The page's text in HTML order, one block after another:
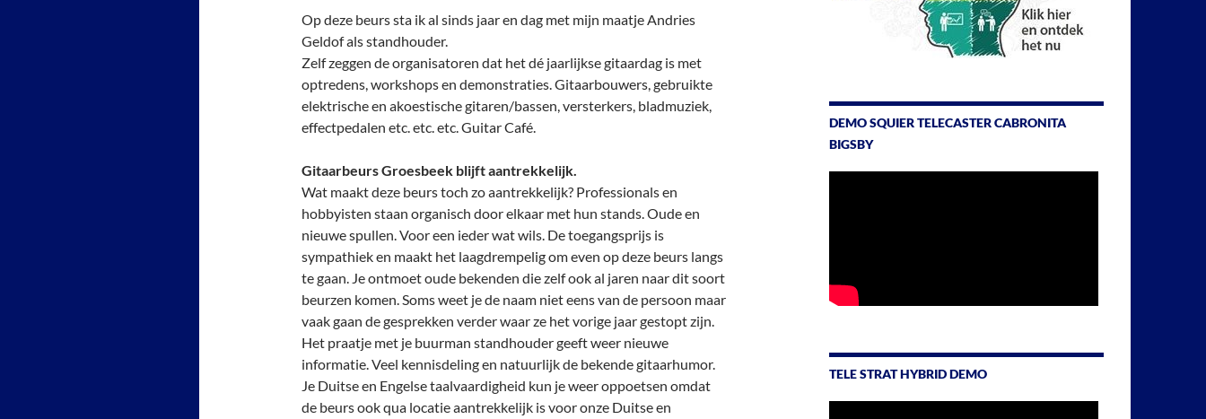
Op deze beurs sta ik al sinds jaar en dag met mijn maatje Andries
Geldof als standhouder.
Zelf zeggen de organisatoren dat het dé jaarlijkse gitaardag is met
optredens, workshops en demonstraties. Gitaarbouwers, gebruikte
elektrische en akoestische gitaren/bassen, versterkers, bladmuziek,
effectpedalen etc. etc. etc. Guitar Café.
Gitaarbeurs Groesbeek blijft aantrekkelijk.
Wat maakt deze beurs toch zo aantrekkelijk? Professionals en
hobbyisten staan organisch door elkaar met hun stands. Oude en
nieuwe spullen. Voor een ieder wat wils. De toegangsprijs is
sympathiek en maakt het laagdrempelig om even op deze beurs langs
te gaan. Je ontmoet oude bekenden die zelf ook al jaren naar dit soort
beurzen komen. Soms weet je de naam niet eens van de persoon maar
vaak gaan de gesprekken verder waar ze het vorige jaar gestopt zijn.
Het praatje met je buurman standhouder geeft weer nieuwe
informatie. Veel kennisdeling en natuurlijk de bekende gitaarhumor.
Je Duitse en Engelse taalvaardigheid kun je weer oppoetsen omdat
de beurs ook qua locatie aantrekkelijk is voor onze Duitse en
DEMO SQUIER TELECASTER CABRONITA
BIGSBY
TELE STRAT HYBRID DEMO